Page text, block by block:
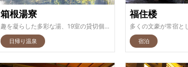
箱根湯寮
趣を凝らした多彩な湯、19室の貸切個室露天風呂、囲炉裏料理などの美味しいお食事も楽しめる
日帰り温泉
福住楼
宿泊